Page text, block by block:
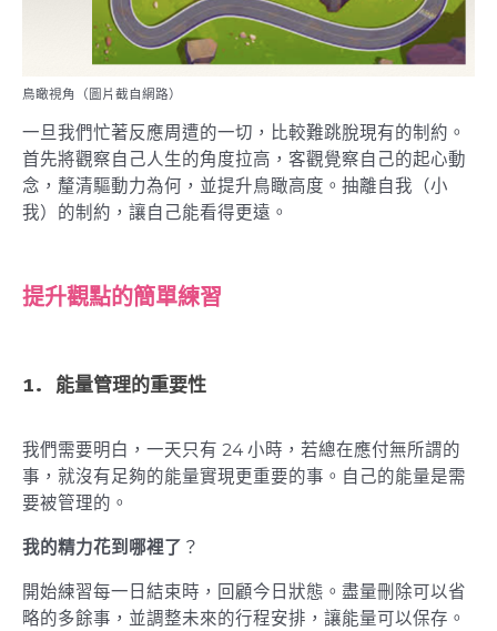
鳥瞰視角（圖片截自網路）
一旦我們忙著反應周遭的一切，比較難跳脫現有的制約。
首先將觀察自己人生的角度拉高，客觀覺察自己的起心動
念，釐清驅動力為何，並提升鳥瞰高度。抽離自我（小
我）的制約，讓自己能看得更遠。
提升觀點的簡單練習
1. 能量管理的重要性
我們需要明白，一天只有 24 小時，若總在應付無所謂的
事，就沒有足夠的能量實現更重要的事。自己的能量是需
要被管理的。
我的精力花到哪裡了 ？
開始練習每一日結束時，回顧今日狀態。盡量刪除可以省
略的多餘事，並調整未來的行程安排，讓能量可以保存。